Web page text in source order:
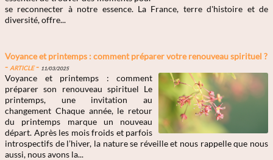
se reconnecter à notre essence. La France, terre d'histoire et de
diversité, offre...
Voyance et printemps : comment préparer votre renouveau spirituel ?
-Article- 11/03/2025
Voyance et printemps : comment
préparer son renouveau spirituel Le
printemps, une invitation au
changement Chaque année, le retour
du printemps marque un nouveau
départ. Après les mois froids et parfois
introspectifs de l’hiver, la nature se réveille et nous rappelle que nous
aussi, nous avons la...